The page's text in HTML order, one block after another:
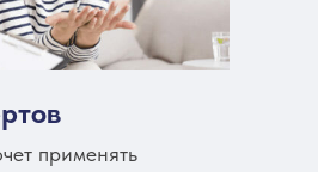
применять